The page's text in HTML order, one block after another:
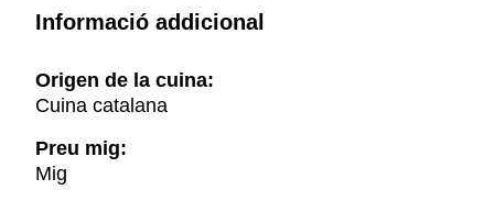
Informació addicional
Origen de la cuina:
Cuina catalana
Preu mig:
Mig